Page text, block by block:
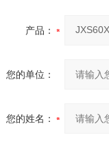
产品：
您的单位：
您的姓名：